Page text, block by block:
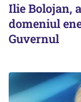
Ilie Bolojan,
domeniul
Guvernul